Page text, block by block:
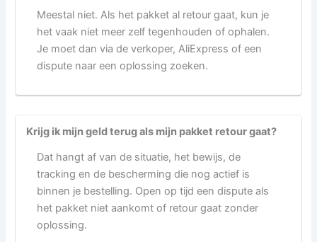
Meestal niet. Als het pakket al retour gaat, kun je
het vaak niet meer zelf tegenhouden of ophalen.
Je moet dan via de verkoper, AliExpress of een
dispute naar een oplossing zoeken.
Krijg ik mijn geld terug als mijn pakket retour gaat?
Dat hangt af van de situatie, het bewijs, de
tracking en de bescherming die nog actief is
binnen je bestelling. Open op tijd een dispute als
het pakket niet aankomt of retour gaat zonder
oplossing.